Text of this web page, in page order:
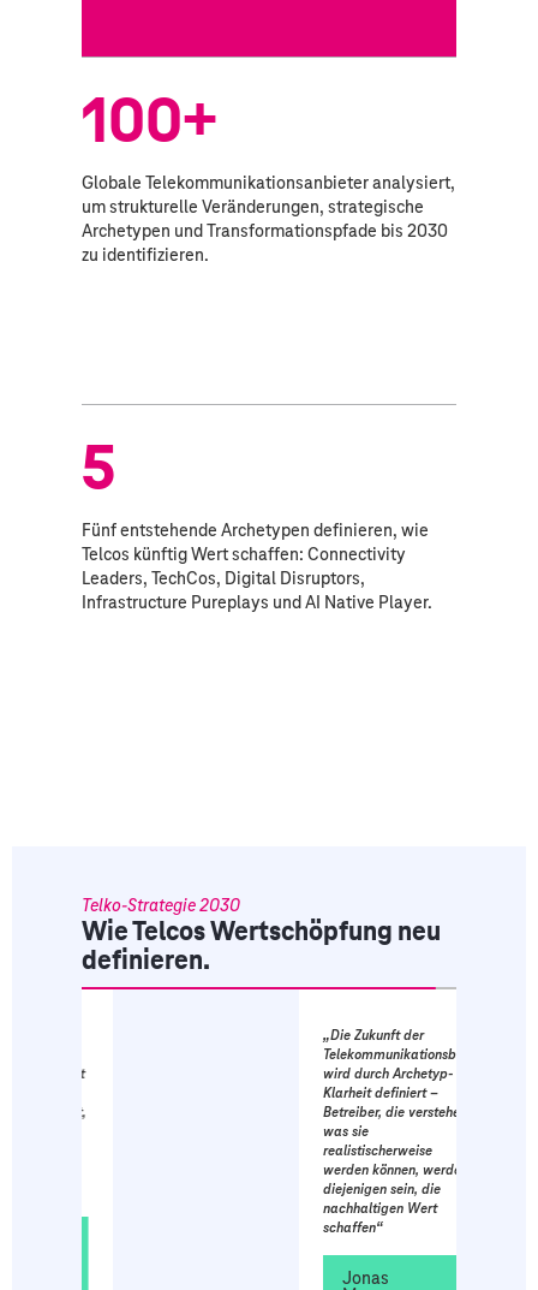
100+
Globale Telekommunikationsanbieter analysiert,
um strukturelle Veränderungen, strategische
Archetypen und Transformationspfade bis 2030
zu identifizieren.
5
Fünf entstehende Archetypen definieren, wie
Telcos künftig Wert schaffen: Connectivity
Leaders, TechCos, Digital Disruptors,
Infrastructure Pureplays und AI Native Player.
Telko-Strategie 2030
Wie Telcos Wertschöpfung neu
definieren.
„Die Zukunft der
Telekommunikationsbranche
wird durch Archetyp-
Klarheit definiert –
Betreiber, die verstehen,
was sie
realistischerweise
werden können, werden
diejenigen sein, die
nachhaltigen Wert
schaffen“
Jonas